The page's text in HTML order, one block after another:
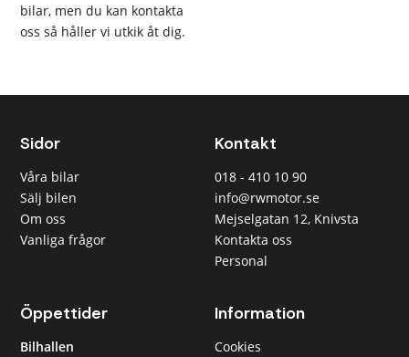
Svart
Silver
000 kr
Under 300
000 kr
000 kr
Under 700
Månadskostnad
bilar, men du kan kontakta
oss så håller vi utkik åt dig.
Sidor
Våra bilar
Sälj bilen
Om oss
Vanliga frågor
Kontakt
018 - 410 10 90
info@rwmotor.se
Mejselgatan 12, Knivsta
Kontakta oss
Personal
Öppettider
Bilhallen
Information
Cookies